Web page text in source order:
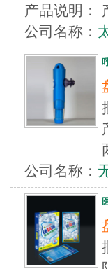
产品说明
公司名称：
公司名称：